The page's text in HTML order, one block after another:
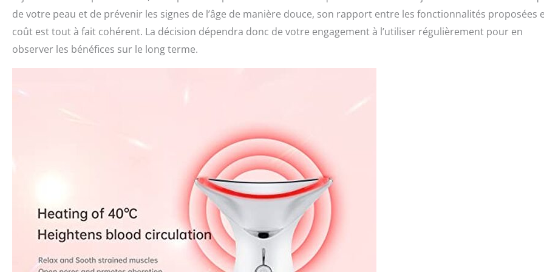
de votre peau et de prévenir les signes de l’âge de manière douce, son rapport entre les fonctionnalités proposées
coût est tout à fait cohérent. La décision dépendra donc de votre engagement à l’utiliser régulièrement pour en
observer les bénéfices sur le long terme.